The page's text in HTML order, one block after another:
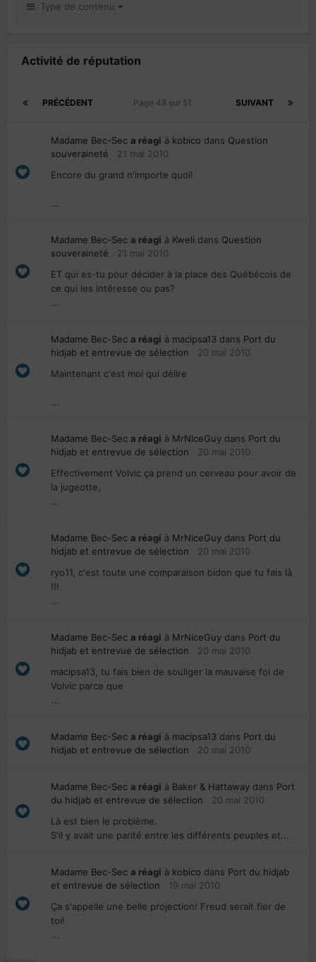
Type de contenu
Activité de réputation
PRÉCÉDENT SUIVANT
Page 48 sur 51
Madame Bec-Sec a réagi à kobico dans Question
souveraineté
21 mai 2010
Encore du grand n'importe quoi!
...
Madame Bec-Sec a réagi à Kweli dans Question
souveraineté
21 mai 2010
ET qui es-tu pour décider à la place des Québécois de
ce qui les intéresse ou pas?
...
Madame Bec-Sec a réagi à macipsa13 dans Port du
hidjab et entrevue de sélection
20 mai 2010
Maintenant c'est moi qui délire
...
Madame Bec-Sec a réagi à MrNiceGuy dans Port du
hidjab et entrevue de sélection
20 mai 2010
Effectivement Volvic ça prend un cerveau pour avoir de
la jugeotte,
...
Madame Bec-Sec a réagi à MrNiceGuy dans Port du
hidjab et entrevue de sélection
20 mai 2010
ryo11, c'est toute une comparaison bidon que tu fais là
!!!
...
Madame Bec-Sec a réagi à MrNiceGuy dans Port du
hidjab et entrevue de sélection
20 mai 2010
macipsa13, tu fais bien de souliger la mauvaise foi de
Volvic parce que
...
Madame Bec-Sec a réagi à macipsa13 dans Port du
hidjab et entrevue de sélection
20 mai 2010
Madame Bec-Sec a réagi à Baker & Hattaway dans Port
du hidjab et entrevue de sélection
20 mai 2010
Là est bien le problème.
S'il y avait une parité entre les différents peuples et...
Madame Bec-Sec a réagi à kobico dans Port du hidjab
et entrevue de sélection
19 mai 2010
Ça s'appelle une belle projection! Freud serait fier de
toi!
...